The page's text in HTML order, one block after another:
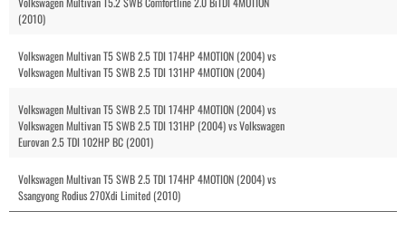
(2010)
Volkswagen Multivan T5 SWB 2.5 TDI 174HP 4MOTION (2004) vs
Volkswagen Multivan T5 SWB 2.5 TDI 131HP 4MOTION (2004)
Volkswagen Multivan T5 SWB 2.5 TDI 174HP 4MOTION (2004) vs
Volkswagen Multivan T5 SWB 2.5 TDI 131HP (2004) vs Volkswagen
Eurovan 2.5 TDI 102HP BC (2001)
Volkswagen Multivan T5 SWB 2.5 TDI 174HP 4MOTION (2004) vs
Ssangyong Rodius 270Xdi Limited (2010)